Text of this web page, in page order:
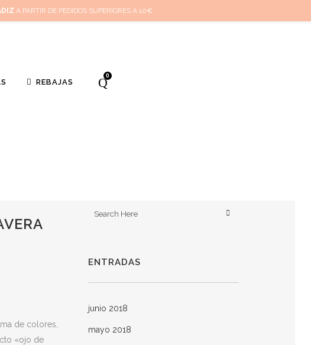
Inicio Mi cuenta Cuidado de tus joyas Conócenos
REBAJAS
0
de colores,
«ojo de
ENTRADAS
junio 2018
mayo 2018
A PARTIR DE PEDIDOS SUPERIORES A 10€